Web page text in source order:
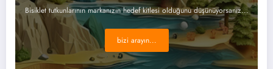
Bisiklet tutkunlarının markanızın hedef kitlesi olduğunu düşünüyorsanız...
bizi arayın...